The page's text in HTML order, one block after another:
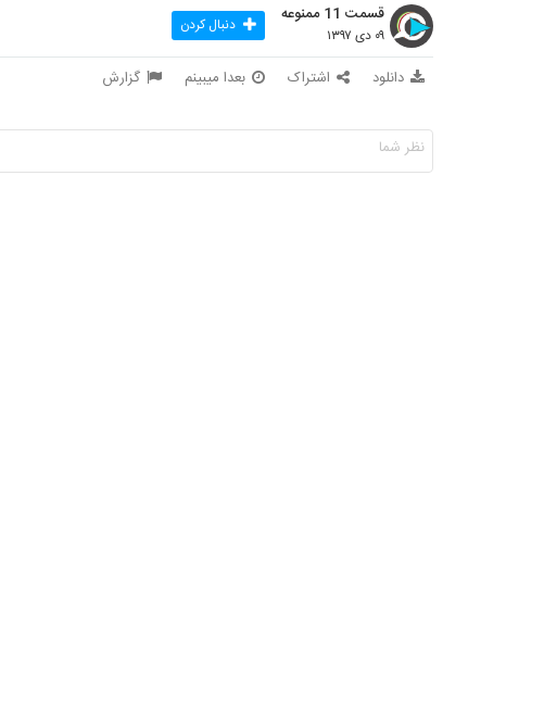
قسمت 11 ممنوعه
۰۹ دی ۱۳۹۷ دنبال کردن
دانلود اشتراک بعدا میبینم گزارش